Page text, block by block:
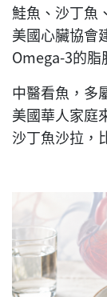
鮭魚、沙丁魚
美國心臟協會
Omega-3的脂
中醫看魚，多
美國華人家庭
沙丁魚沙拉，